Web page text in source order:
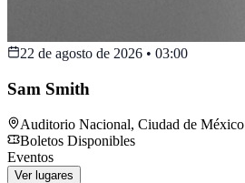
22 de agosto de 2026 • 03:00
Sam Smith
Auditorio Nacional, Ciudad de México
Boletos Disponibles
Eventos
Ver lugares